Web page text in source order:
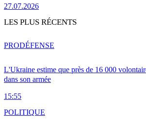
27.07.2026
LES PLUS RÉCENTS
L'Ukraine estime que près de 16 000
dans son armée
15:55
PRODÉFENSE
POLITIQUE